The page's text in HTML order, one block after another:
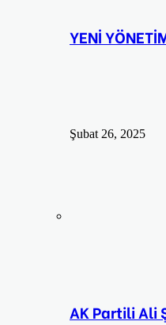
YENİ
Şubat 26, 2025
AK Partili Ali